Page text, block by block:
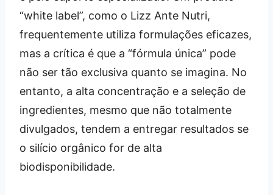
“white label”, como o Lizz Ante Nutri,
frequentemente utiliza formulações eficazes,
mas a crítica é que a “fórmula única” pode
não ser tão exclusiva quanto se imagina. No
entanto, a alta concentração e a seleção de
ingredientes, mesmo que não totalmente
divulgados, tendem a entregar resultados se
o silício orgânico for de alta
biodisponibilidade.